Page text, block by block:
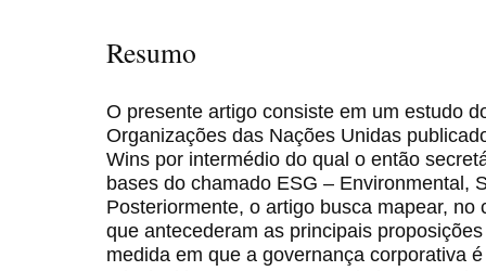
Resumo
O presente artigo consiste em um estudo
Organizações das Nações Unidas
Wins por intermédio do qual o então
bases do chamado ESG – Environmental,
Posteriormente, o artigo busca mapear,
que antecederam as principais
medida em que a governança corporativa